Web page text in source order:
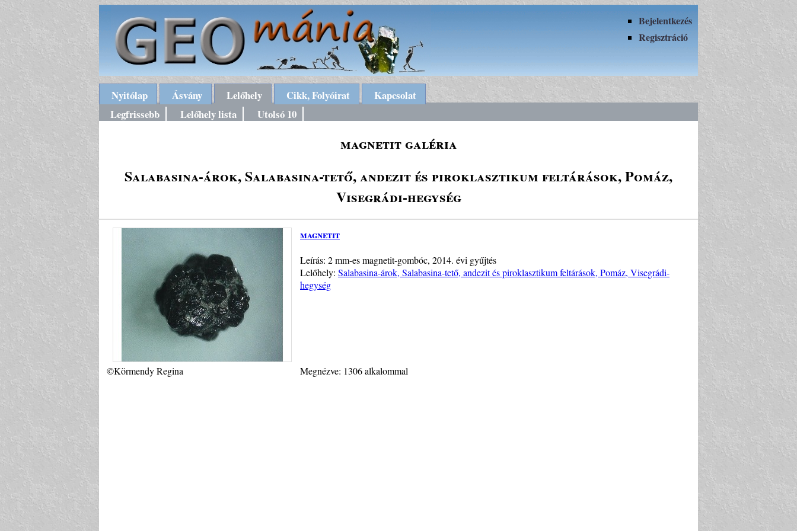
Bejelentkezés
Regisztráció
Nyitólap Ásvány Lelőhely Cikk, Folyóirat
Kapcsolat
Legfrissebb
Lelőhely lista Utolsó 10
magnetit galéria
Salabasina-árok, Salabasina-tető, andezit és piroklasztikum feltárások, Pomáz,
Visegrádi-hegység
magnetit
Leírás: 2 mm-es magnetit-gombóc, 2014. évi gyűjtés
Lelőhely: Salabasina-árok, Salabasina-tető, andezit és piroklasztikum feltárások, Pomáz, Visegrádi-
hegység
©Körmendy Regina Megnézve: 1306 alkalommal